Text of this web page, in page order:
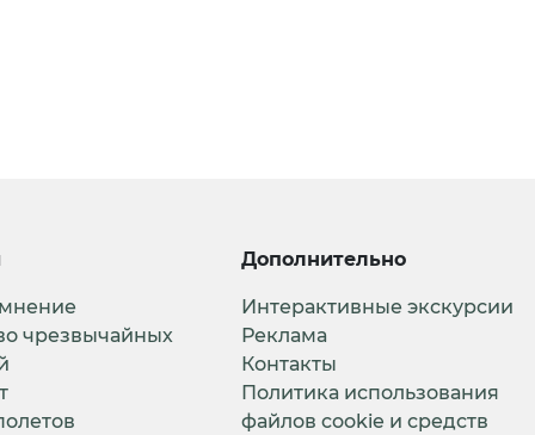
чрезвычайных
Дополнительно
Интерактивные экскурсии
Реклама
Контакты
Политика использования
файлов cookie и средств